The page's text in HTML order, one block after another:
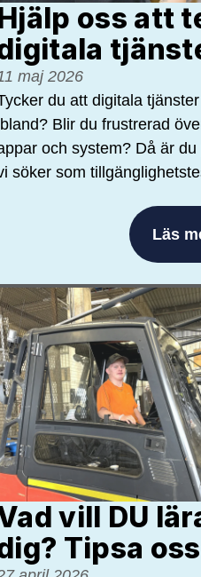
oss att
maj 2026
du att digitala
Blir du frustrerad
och system? Då är du
söker som
Läs
vill DU
Tipsa